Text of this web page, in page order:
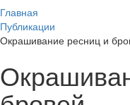
Главная
Публикации
Окрашивание ресниц и